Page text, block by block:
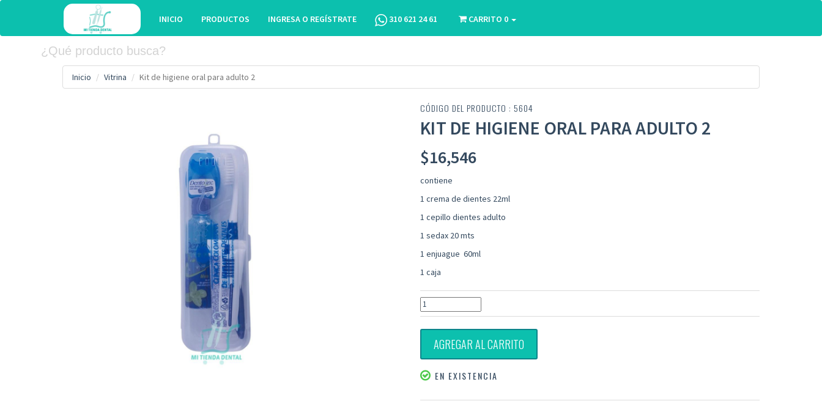
INICIO PRODUCTOS INGRESA O REGÍSTRATE 310 621 24 61 CARRITO 0
Inicio Vitrina Kit de higiene oral para adulto 2
CÓDIGO DEL PRODUCTO : 5604
KIT DE HIGIENE ORAL PARA ADULTO 2
$16,546
contiene
1 crema de dientes 22ml
1 cepillo dientes adulto
1 sedax 20 mts
1 enjuague 60ml
1 caja
AGREGAR AL CARRITO
EN EXISTENCIA